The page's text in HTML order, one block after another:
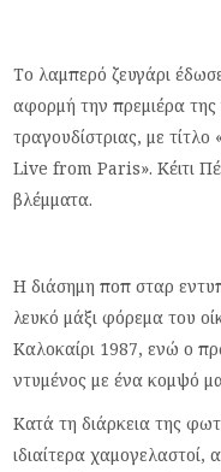
Το λαμπερό ζευγάρι
αφορμή την πρεμιέρα της
τραγουδίστριας, με
Live from Paris». Κέιτι
βλέμματα.
Η διάσημη ποπ σταρ
λευκό μάξι φόρεμα του
Καλοκαίρι 1987, ενώ ο
ντυμένος με ένα κομψό
Κατά τη διάρκεια της
ιδιαίτερα χαμογελαστοί,